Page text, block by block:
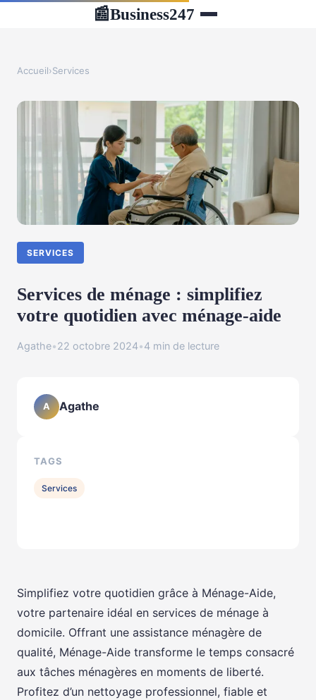
📰Business247
Accueil›Services
SERVICES
Services de ménage : simplifiez
votre quotidien avec ménage-aide
Agathe•22 octobre 2024•4 min de lecture
Simplifiez votre quotidien grâce à Ménage-Aide,
votre partenaire idéal en services de ménage à
domicile. Offrant une assistance ménagère de
qualité, Ménage-Aide transforme le temps consacré
aux tâches ménagères en moments de liberté.
Profitez d’un nettoyage professionnel, fiable et
A Agathe
TAGS
Services